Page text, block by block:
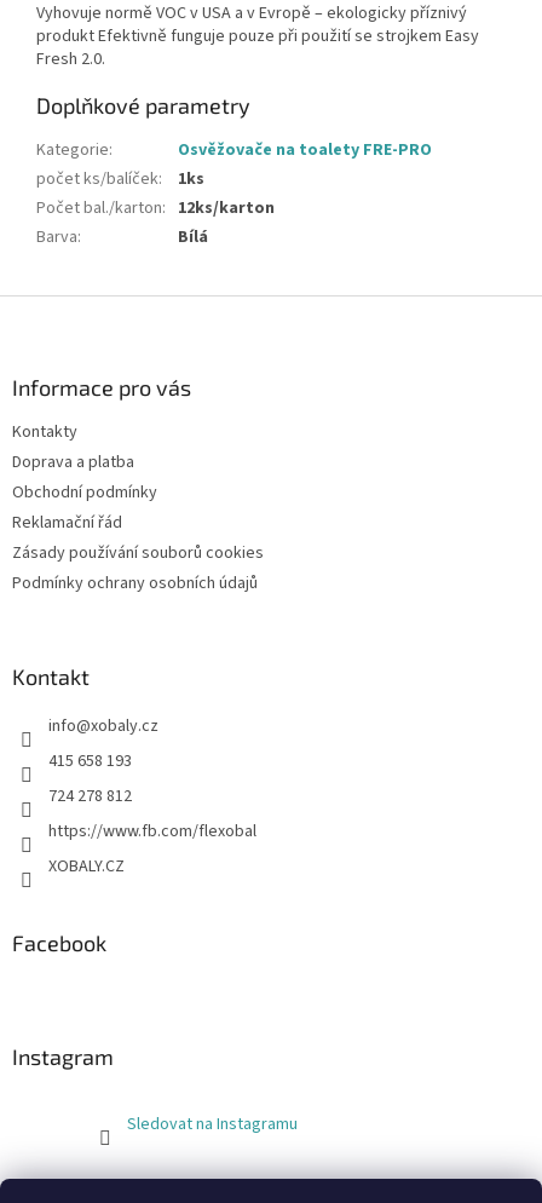
Vyhovuje normě VOC v USA a v Evropě – ekologicky příznivý
produkt Efektivně funguje pouze při použití se strojkem Easy
Fresh 2.0.
Doplňkové parametry
Kategorie:
Osvěžovače na toalety FRE-PRO
počet ks/balíček:
1ks
Počet bal./karton: 12ks/karton
Barva: Bílá
Informace pro vás
Kontakty
Doprava a platba
Obchodní podmínky
Reklamační řád
Zásady používání souborů cookies
Podmínky ochrany osobních údajů
Kontakt
info@xobaly.cz
415 658 193
724 278 812
https://www.fb.com/flexobal
XOBALY.CZ
Facebook
Instagram
Sledovat na Instagramu